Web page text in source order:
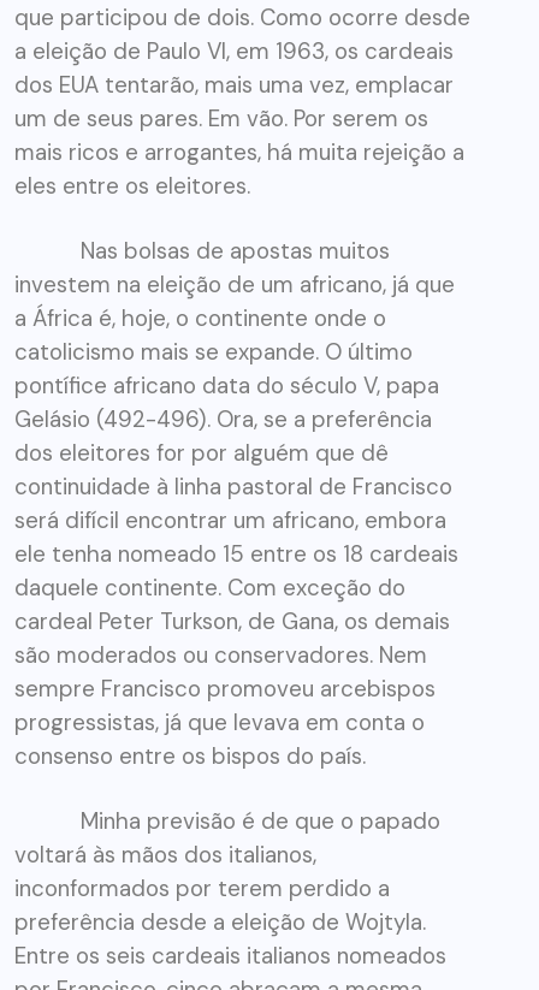
que participou de dois. Como ocorre desde
a eleição de Paulo VI, em 1963, os cardeais
dos EUA tentarão, mais uma vez, emplacar
um de seus pares. Em vão. Por serem os
mais ricos e arrogantes, há muita rejeição a
eles entre os eleitores.
Nas bolsas de apostas muitos
investem na eleição de um africano, já que
a África é, hoje, o continente onde o
catolicismo mais se expande. O último
pontífice africano data do século V, papa
Gelásio (492-496). Ora, se a preferência
dos eleitores for por alguém que dê
continuidade à linha pastoral de Francisco
será difícil encontrar um africano, embora
ele tenha nomeado 15 entre os 18 cardeais
daquele continente. Com exceção do
cardeal Peter Turkson, de Gana, os demais
são moderados ou conservadores. Nem
sempre Francisco promoveu arcebispos
progressistas, já que levava em conta o
consenso entre os bispos do país.
Minha previsão é de que o papado
voltará às mãos dos italianos,
inconformados por terem perdido a
preferência desde a eleição de Wojtyla.
Entre os seis cardeais italianos nomeados